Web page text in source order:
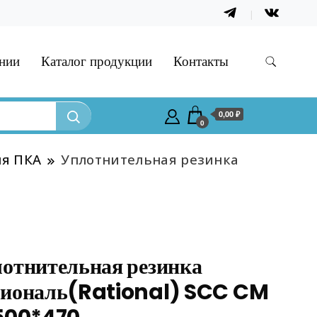
Каталог продукции Контакты
0
0,00 ₽
ПКА Уплотнительная резинка
резинка
SCC CM